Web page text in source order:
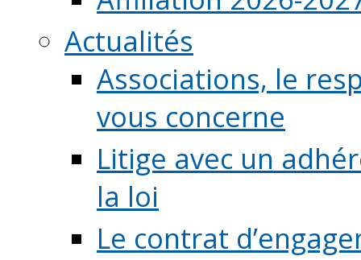
Actualités
Associations, le
vous concerne
Litige avec un
la loi
Le contrat